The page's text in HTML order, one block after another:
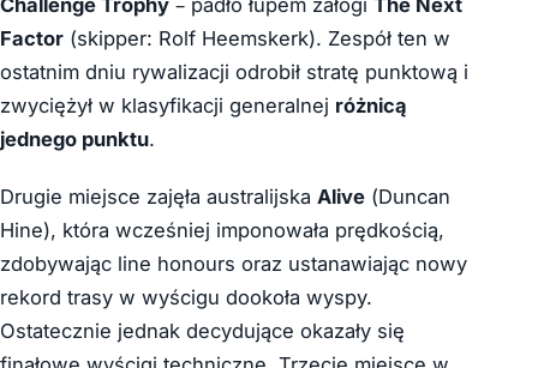
Challenge Trophy – padło łupem załogi The Next
Factor (skipper: Rolf Heemskerk). Zespół ten w
ostatnim dniu rywalizacji odrobił stratę punktową i
zwyciężył w klasyfikacji generalnej różnicą
jednego punktu.
Drugie miejsce zajęła australijska Alive (Duncan
Hine), która wcześniej imponowała prędkością,
zdobywając line honours oraz ustanawiając nowy
rekord trasy w wyścigu dookoła wyspy.
Ostatecznie jednak decydujące okazały się